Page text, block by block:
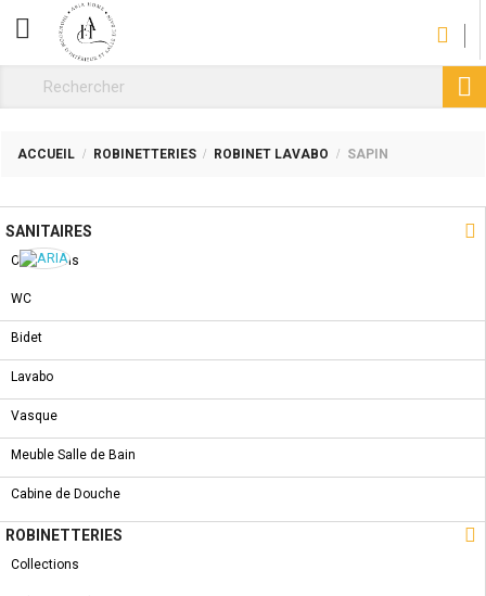
CATÉGORIE

SANITAIRES 
Collections
WC
Bidet
Lavabo
Vasque
Meuble Salle de Bain
Cabine de Douche
ROBINETTERIES 
Collections
ACCUEIL ROBINETTERIES ROBINET LAVABO SAPIN
REF : E02FA331
Mitigeur Lavabo
COMMANDER
CARACTÉRISTIQUES